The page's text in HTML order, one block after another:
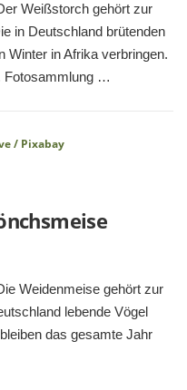
Weißstorch gehört zur
in Deutschland brütenden
Winter in Afrika verbringen.
Fotosammlung …
Weidenmeise gehört zur
lebende Vögel
das gesamte Jahr